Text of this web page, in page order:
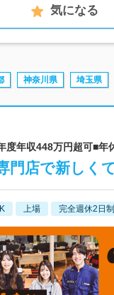
気になる
神奈川県 埼玉県
度年収448万円超可■
門店で新しく
上場 完全週休2日制